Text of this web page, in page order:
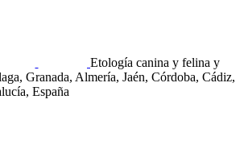
Etología canina y felina y
Granada, Almería, Jaén, Córdoba, Cádiz,
España